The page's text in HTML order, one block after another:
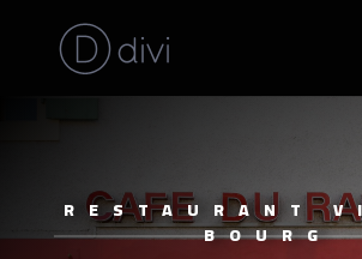
RESTAURANT
BOURG